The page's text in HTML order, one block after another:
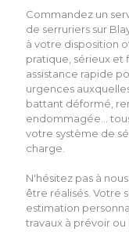
Commandez un
de serruriers sur
à votre disposition
pratique, sérieux et
assistance rapide
urgences
battant déformé,
endommagée…
votre système de
charge.
N'hésitez pas à
être réalisés. Votre
estimation
travaux à prévoir